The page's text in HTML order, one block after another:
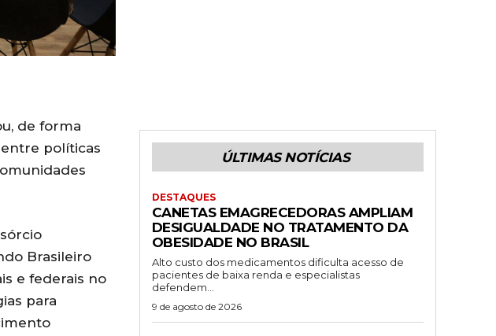
de forma
políticas
Brasileiro
e federais no
para
ÚLTIMAS NOTÍCIAS
DESTAQUES
CANETAS EMAGRECEDORAS AMPLIAM
DESIGUALDADE NO TRATAMENTO DA
OBESIDADE NO BRASIL
Alto custo dos medicamentos dificulta acesso de
pacientes de baixa renda e especialistas
defendem...
9 de agosto de 2026